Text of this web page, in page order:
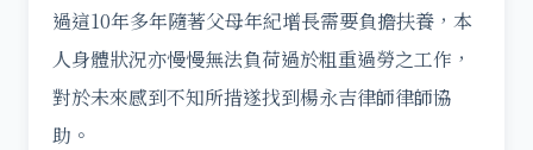
過這10年多年隨著父母年紀增長需要負擔扶養，本
人身體狀況亦慢慢無法負荷過於粗重過勞之工作，
對於未來感到不知所措遂找到楊永吉律師律師協
助。